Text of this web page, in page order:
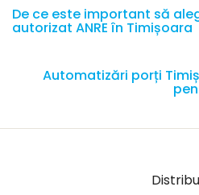
De ce este important să
autorizat ANRE în Timișoara
Automatizări porți